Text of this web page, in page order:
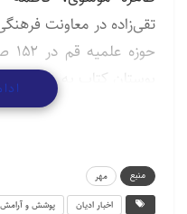
تقی‌زاده در معاونت
بوستان کتاب به چاپ رسید.
برای افزایش آگاهی
آن در زندگی فردی و
فطری و درک حقیقت
منبع
مهر
اخبار ادیان
پوشش و آرامش